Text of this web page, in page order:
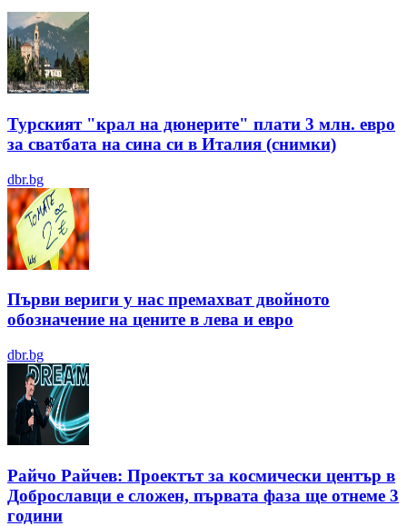
Турският "крал на дюнерите" плати 3 млн. евро
за сватбата на сина си в Италия (снимки)
dbr.bg
Първи вериги у нас премахват двойното
обозначение на цените в лева и евро
dbr.bg
Райчо Райчев: Проектът за космически център в
Доброславци е сложен, първата фаза ще отнеме 3
години